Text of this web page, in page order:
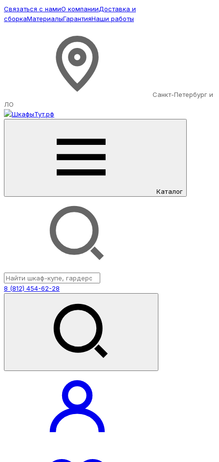
Связаться с намиО компанииДоставка и
сборкаМатериалыГарантияНаши работы
Санкт-Петербург и
ЛО
Каталог
8 (812) 454-62-28